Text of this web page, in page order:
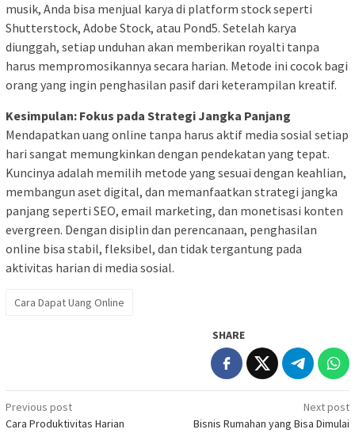
musik, Anda bisa menjual karya di platform stock seperti
Shutterstock, Adobe Stock, atau Pond5. Setelah karya
diunggah, setiap unduhan akan memberikan royalti tanpa
harus mempromosikannya secara harian. Metode ini cocok bagi
orang yang ingin penghasilan pasif dari keterampilan kreatif.
Kesimpulan: Fokus pada Strategi Jangka Panjang
Mendapatkan uang online tanpa harus aktif media sosial setiap
hari sangat memungkinkan dengan pendekatan yang tepat.
Kuncinya adalah memilih metode yang sesuai dengan keahlian,
membangun aset digital, dan memanfaatkan strategi jangka
panjang seperti SEO, email marketing, dan monetisasi konten
evergreen. Dengan disiplin dan perencanaan, penghasilan
online bisa stabil, fleksibel, dan tidak tergantung pada
aktivitas harian di media sosial.
Cara Dapat Uang Online
SHARE
Post
Previous post
Cara Produktivitas Harian
Next post
Bisnis Rumahan yang Bisa Dimulai